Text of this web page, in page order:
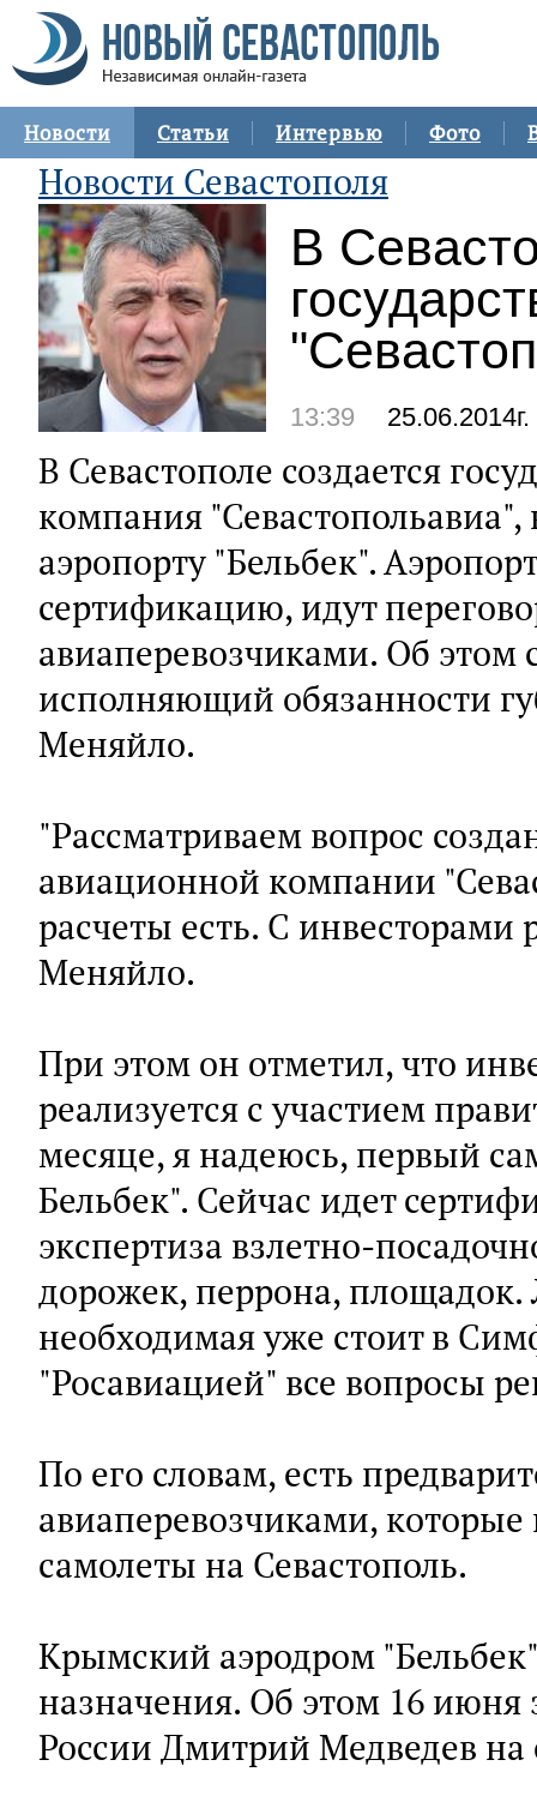
Новости Статьи Интервью Фото
Новости Севастополя
В
13:39 25.06.2014г.
В Севастополе создается
компания "Севастопольавиа",
аэропорту "Бельбек".
сертификацию, идут
авиаперевозчиками. Об этом
исполняющий обязанности
Меняйло.
"Рассматриваем вопрос
авиационной компании
расчеты есть. С инвесторами
Меняйло.
При этом он отметил, что
реализуется с участием
месяце, я надеюсь, первый
Бельбек". Сейчас идет
экспертиза взлетно-
дорожек, перрона,
необходимая уже стоит в
"Росавиацией" все вопросы
По его словам, есть
авиаперевозчиками,
самолеты на Севастополь.
Крымский аэродром
назначения. Об этом 16
России Дмитрий Медведев